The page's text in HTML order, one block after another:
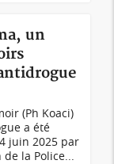
un
(Ph Koaci)
a été
juin 2025 par
la Police...